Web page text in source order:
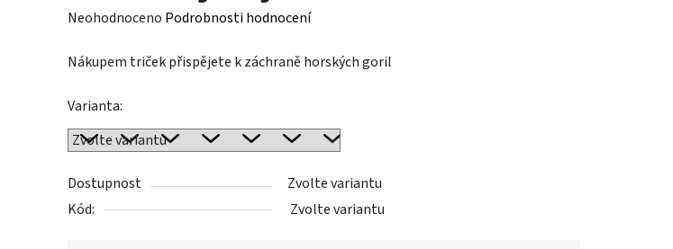
Průměrné
produktu
0,0
z
hvězdiček.
Neohodnoceno Podrobnosti hodnocení
Nákupem triček přispějete k záchraně horských goril
Varianta:
Dostupnost
Zvolte variantu
Kód:
Zvolte variantu